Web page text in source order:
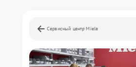
Сервисный центр Miele